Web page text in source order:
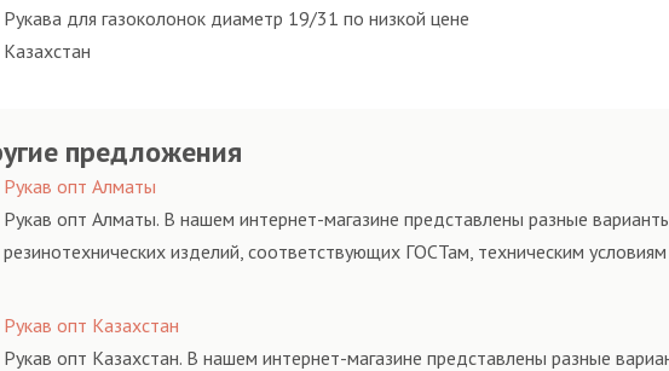
Рукава для газоколонок диаметр 19/31 по низкой цене
Казахстан
предложения
Рукав опт Алматы
Рукав опт Алматы. В нашем интернет-магазине представлены разные
резинотехнических изделий, соответствующих ГОСТам, техническим
Рукав опт Казахстан
Рукав опт Казахстан. В нашем интернет-магазине представлены разные